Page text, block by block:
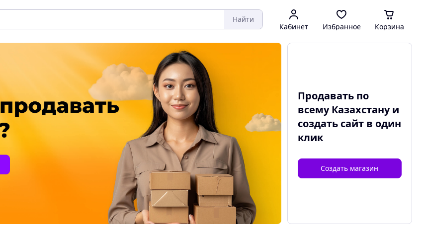
Найти
Кабинет Избранное Корзина
Продавать по
всему Казахстану и
создать сайтв один
клик
Создать магазин